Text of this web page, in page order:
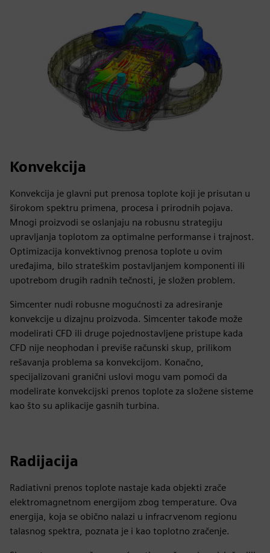
Konvekcija
Konvekcija je glavni put prenosa toplote koji je prisutan u
širokom spektru primena, procesa i prirodnih pojava.
Mnogi proizvodi se oslanjaju na robusnu strategiju
upravljanja toplotom za optimalne performanse i trajnost.
Optimizacija konvektivnog prenosa toplote u ovim
uređajima, bilo strateškim postavljanjem komponenti ili
upotrebom drugih radnih tečnosti, je složen problem.
Simcenter nudi robusne mogućnosti za adresiranje
konvekcije u dizajnu proizvoda. Simcenter takođe može
modelirati CFD ili druge pojednostavljene pristupe kada
CFD nije neophodan i previše računski skup, prilikom
rešavanja problema sa konvekcijom. Konačno,
specijalizovani granični uslovi mogu vam pomoći da
modelirate konvekcijski prenos toplote za složene sisteme
kao što su aplikacije gasnih turbina.
Radijacija
Radiativni prenos toplote nastaje kada objekti zrače
elektromagnetnom energijom zbog temperature. Ova
energija, koja se obično nalazi u infracrvenom regionu
talasnog spektra, poznata je i kao toplotno zračenje.